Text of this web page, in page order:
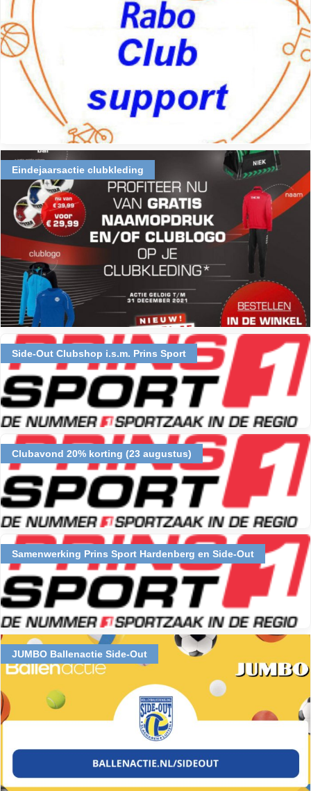
Eindejaarsactie clubkleding
Side-Out Clubshop i.s.m. Prins Sport
Clubavond 20% korting (23 augustus)
Samenwerking Prins Sport Hardenberg en Side-Out
JUMBO Ballenactie Side-Out